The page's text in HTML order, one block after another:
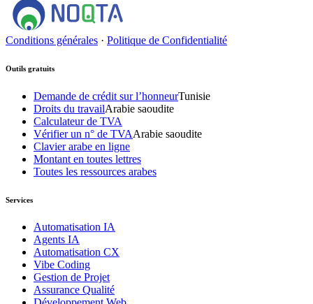
Conditions générales · Politique de Confidentialité
Outils gratuits
Demande de crédit sur l’honneurTunisie
Droits du travailArabie saoudite
Calculateur de TVA
Vérifier un n° de TVAArabie saoudite
Clavier arabe en ligne
Montant en toutes lettres
Toutes les ressources arabes
Services
Automatisation IA
Agents IA
Automatisation CX
Vibe Coding
Gestion de Projet
Assurance Qualité